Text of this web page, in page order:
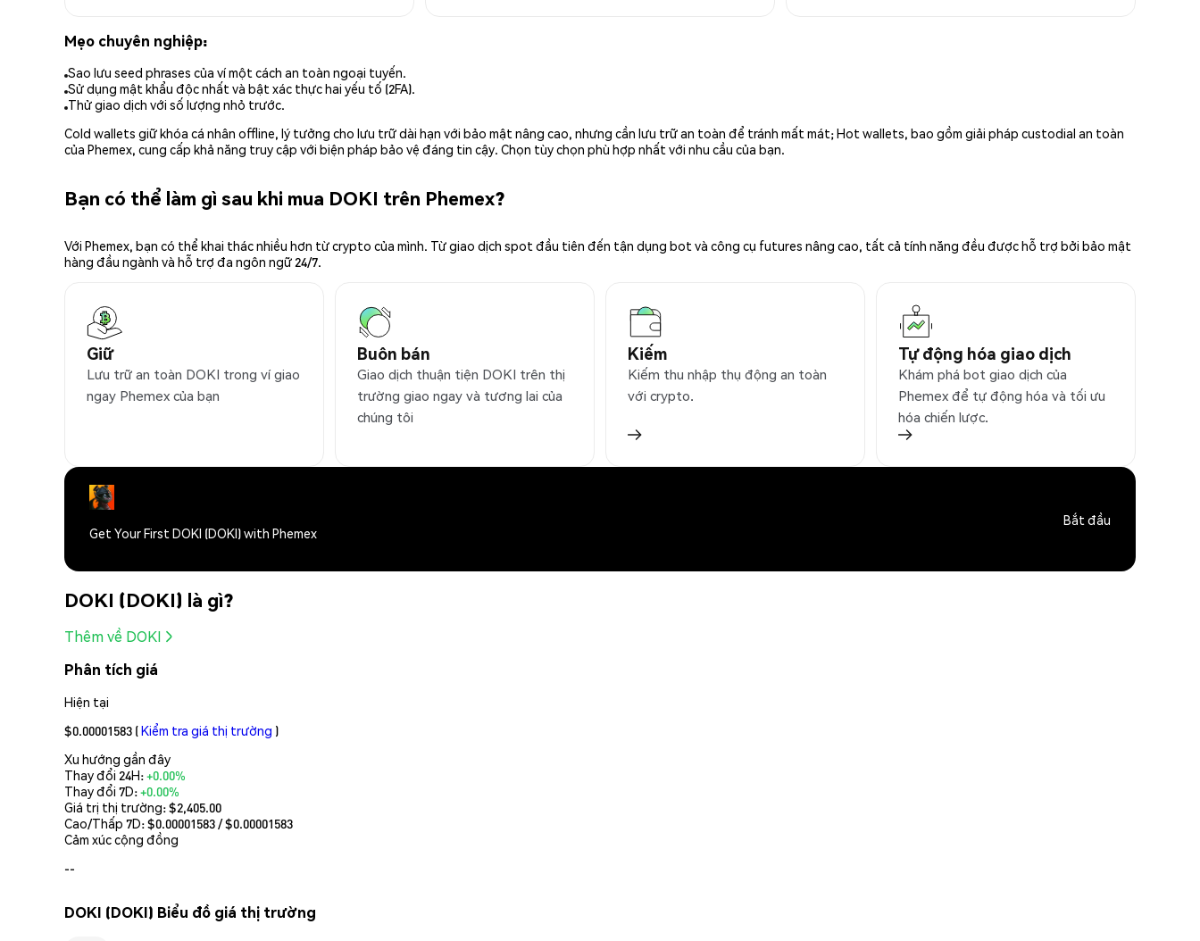
Mẹo chuyên nghiệp:
Sao lưu seed phrases của ví một cách an toàn ngoại tuyến.
Sử dụng mật khẩu độc nhất và bật xác thực hai yếu tố (2FA).
Thử giao dịch với số lượng nhỏ trước.
Cold wallets giữ khóa cá nhân offline, lý tưởng cho lưu trữ dài hạn với bảo mật nâng cao, nhưng cần lưu trữ an toàn để tránh mất mát; Hot wallets, bao gồm giải pháp custodial an toàn
của Phemex, cung cấp khả năng truy cập với biện pháp bảo vệ đáng tin cậy. Chọn tùy chọn phù hợp nhất với nhu cầu của bạn.
Bạn có thể làm gì sau khi mua DOKI trên Phemex?
Với Phemex, bạn có thể khai thác nhiều hơn từ crypto của mình. Từ giao dịch spot đầu tiên đến tận dụng bot và công cụ futures nâng cao, tất cả tính năng đều được hỗ trợ bởi bảo mật
hàng đầu ngành và hỗ trợ đa ngôn ngữ 24/7.
Giữ
Lưu trữ an toàn DOKI trong ví giao
ngay Phemex của bạn
Buôn bán
Giao dịch thuận tiện DOKI trên thị
trường giao ngay và tương lai của
chúng tôi
Kiếm
Kiếm thu nhập thụ động an toàn
với crypto.
Tự động hóa giao dịch
Khám phá bot giao dịch của
Phemex để tự động hóa và tối ưu
hóa chiến lược.
Get Your First DOKI (DOKI) with Phemex
Bắt đầu
DOKI (DOKI) là gì?
Thêm về DOKI
Phân tích giá
Hiện tại
$0.00001583 (Kiểm tra giá thị trường )
Xu hướng gần đây
Thay đổi 24H:+0.00%
Thay đổi 7D:+0.00%
Giá trị thị trường:$2,405.00
Cao/Thấp 7D: $0.00001583/ $0.00001583
Cảm xúc cộng đồng
--
DOKI (DOKI) Biểu đồ giá thị trường